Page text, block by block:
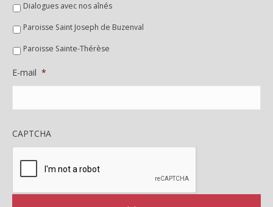
Dialogues avec nos aînés
Paroisse Saint Joseph de Buzenval
Paroisse Sainte-Thérèse
E-mail *
CAPTCHA